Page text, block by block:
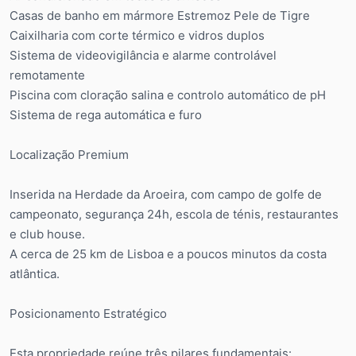
Casas de banho em mármore Estremoz Pele de Tigre
Caixilharia com corte térmico e vidros duplos
Sistema de videovigilância e alarme controlável
remotamente
Piscina com cloração salina e controlo automático de pH
Sistema de rega automática e furo
Localização Premium
Inserida na Herdade da Aroeira, com campo de golfe de
campeonato, segurança 24h, escola de ténis, restaurantes
e club house.
A cerca de 25 km de Lisboa e a poucos minutos da costa
atlântica.
Posicionamento Estratégico
Esta propriedade reúne três pilares fundamentais: